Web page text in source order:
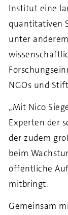
Institut eine
quantitativen
unter
NGOs und
„Mit Nico
Experten der
der zudem
beim
öffentliche
mitbringt.
Gemeinsam